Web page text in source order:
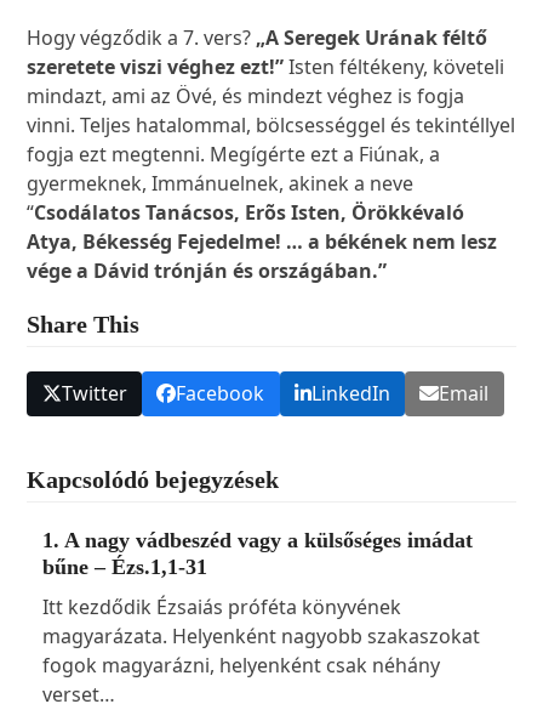
Hogy végződik a 7. vers? „A Seregek Urának féltő
szeretete viszi véghez ezt!”Isten féltékeny, követeli
mindazt, ami az Övé, és mindezt véghez is fogja
vinni. Teljes hatalommal, bölcsességgel és tekintéllyel
fogja ezt megtenni. Megígérte ezt a Fiúnak, a
gyermeknek, Immánuelnek, akinek a neve
“Csodálatos Tanácsos, Erõs Isten, Örökkévaló
Atya, Békesség Fejedelme! … a békének nem lesz
vége a Dávid trónján és országában.”
Share This
Twitter Facebook LinkedIn Email
Kapcsolódó bejegyzések
1. A nagy vádbeszéd vagy a külsőséges imádat
bűne – Ézs.1,1-31
Itt kezdődik Ézsaiás próféta könyvének
magyarázata. Helyenként nagyobb szakaszokat
fogok magyarázni, helyenként csak néhány
verset…